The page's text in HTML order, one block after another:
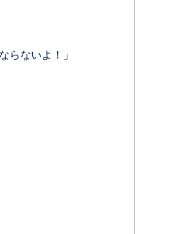
らないよ！」